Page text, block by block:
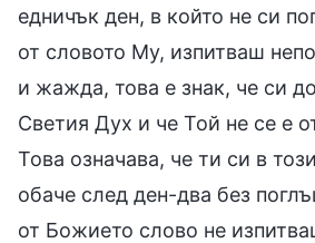
едничък ден, в който не си
от словото Му, изпитваш
и жажда, това е знак, че си
Светия Дух и че Той не се е
Това означава, че ти си в
обаче след ден-два без
от Божието слово не